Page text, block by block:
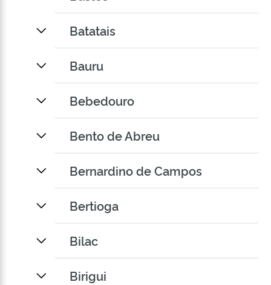
Batatais
Bauru
Bebedouro
Bento de Abreu
Bernardino de Campos
Bertioga
Bilac
Birigui